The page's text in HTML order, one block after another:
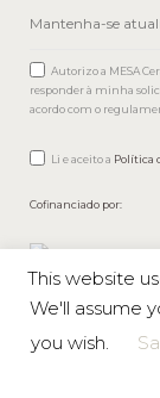
Autorizo a MESA
responder à minha
acordo com o
Li e aceito a Política
Cofinanciado por:
Mesa © 2026
This website
We'll assume
you wish.